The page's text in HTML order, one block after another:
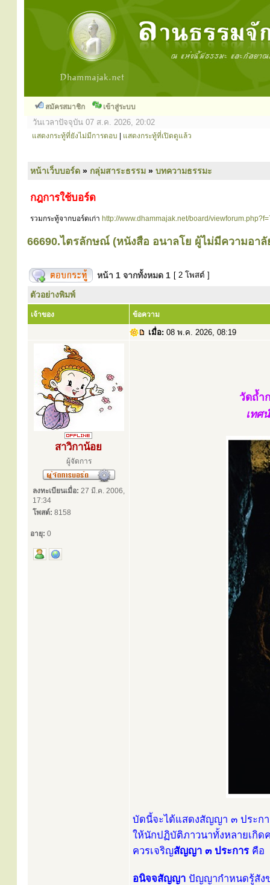
สมัครสมาชิก เข้าสู่ระบบ
วันเวลาปัจจุบัน 07 ส.ค. 2026, 20:02
แสดงกระทู้ที่ยังไม่มีการตอบ แสดงกระทู้ที่เปิดดูแล้ว
หน้าเว็บบอร์ด » กลุ่มสาระธรรม » บทความธรรมะ
กฎการใช้บอร์ด
รวมกระทู้จากบอร์ดเก่า http://www.dhammajak.net/board/
66690.ไตรลักษณ์ (หนังสือ อนาลโย ผู้ไม่มีความอาลั
หน้า 1 จากทั้งหมด 1 [ 2 โพสต์ ]
ตัวอย่างพิมพ์
เจ้าของ ข้อความ
เมื่อ: 08 พ.ค. 2026, 08:19
สาวิกาน้อย
ผู้จัดการ
ลงทะเบียนเมื่อ: 27 มี.ค. 2006,
17:34
โพสต์: 8158
อายุ: 0
วัดถ้ำ
เทศ
บัดนี้จะได้แสดงสัญญา ๓ ประกา
ให้นักปฏิบัติภาวนาทั้งหลายเกิด
ควรเจริญสัญญา ๓ ประการคือ
อนิจจสัญญา ปัญญากำหนดรู้สัง